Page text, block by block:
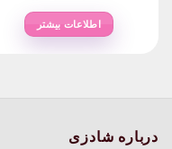
اطلاعات بیشتر
درباره شادزی